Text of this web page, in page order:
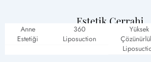
Estetik Cerrahi
Anne
Estetiği
360
Liposuction
Yüksek